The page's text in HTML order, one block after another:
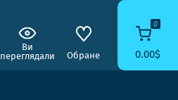
Ви
переглядали
Обране
0
0.00$